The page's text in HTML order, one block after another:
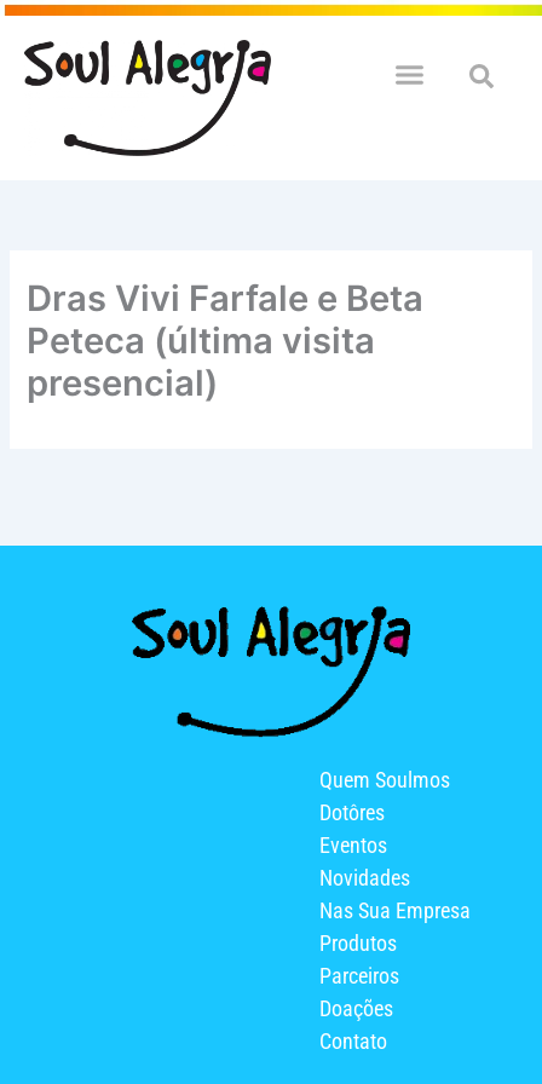
Ir
para
Dras Vivi Farfale e Beta
Peteca (última visita
presencial)
Quem Soulmos
Dotôres
Eventos
Novidades
Nas Sua Empresa
Produtos
Parceiros
Doações
Contato